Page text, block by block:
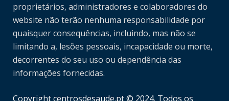
proprietários, administradores e colaboradores do
website não terão nenhuma responsabilidade por
quaisquer consequências, incluindo, mas não se
limitando a, lesões pessoais, incapacidade ou morte,
decorrentes do seu uso ou dependência das
informações fornecidas.
Copyright centrosdesaude.pt © 2024. Todos os